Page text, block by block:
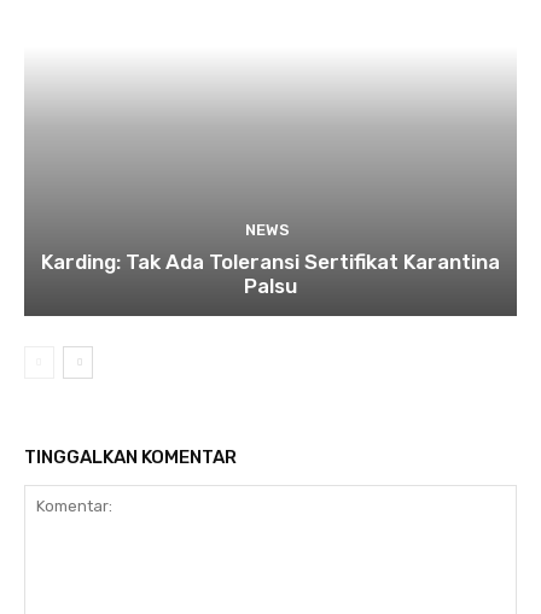
NEWS
Karding: Tak Ada Toleransi Sertifikat Karantina
Palsu
TINGGALKAN KOMENTAR